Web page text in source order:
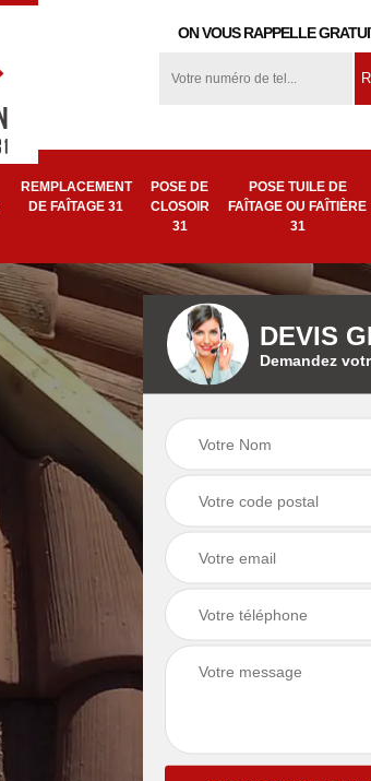
ON VOUS RAPPELLE
REMPLACEMENT
DE FAÎTAGE 31
POSE DE
CLOSOIR
31
POSE TUILE DE
FAÎTAGE OU FAÎTIÈRE
31
Pose et réparation
de faîtage et faîtière
31
faîtage ou
31
DEVIS
Demandez